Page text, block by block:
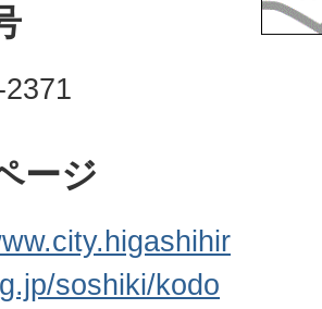
ージ
soshiki/kodo